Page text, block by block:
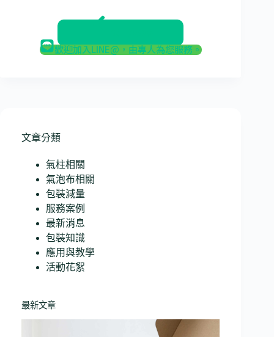
歡迎加入LINE@，由專人為您服務。
文章分類
氣柱相關
氣泡布相關
包裝減量
服務案例
最新消息
包裝知識
應用與教學
活動花絮
最新文章